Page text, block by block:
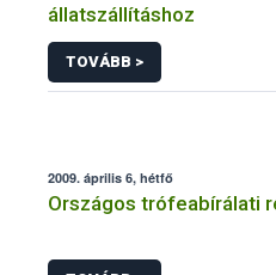
állatszállításhoz
TOVÁBB >
2009. április 6, hétfő
Országos trófeabírálati